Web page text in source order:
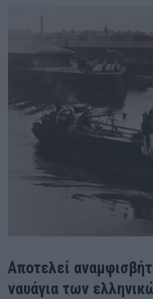
Αποτελεί
ναυάγια των